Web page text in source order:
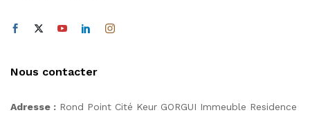
Nous contacter
Adresse : Rond Point Cité Keur GORGUI Immeuble Residence